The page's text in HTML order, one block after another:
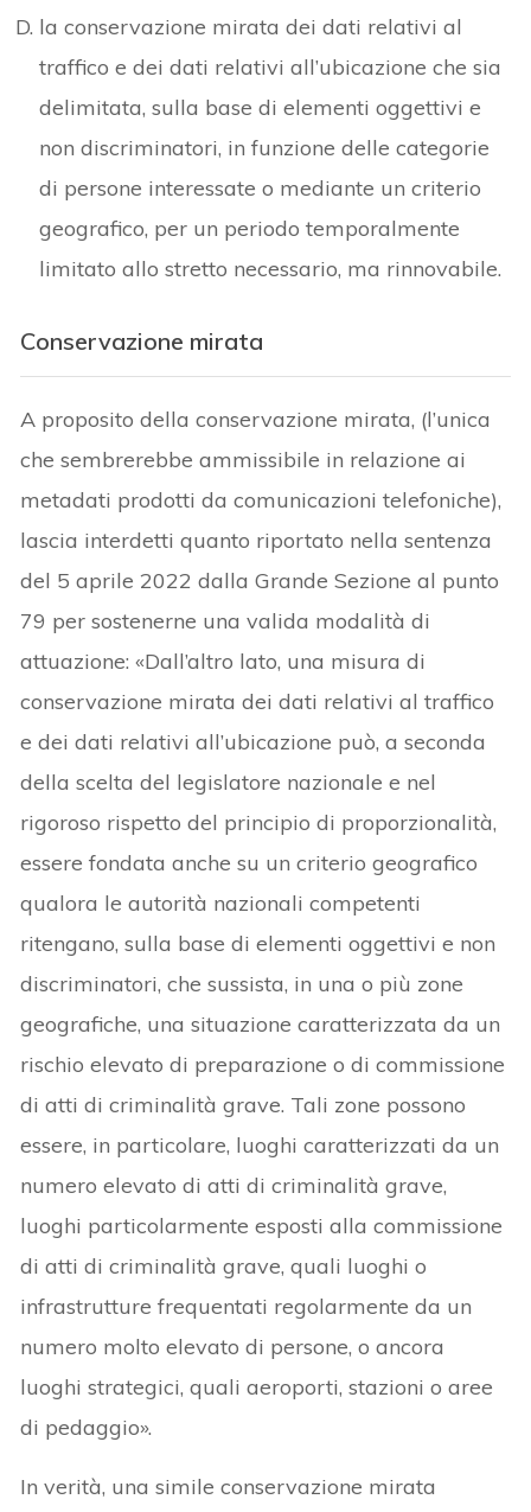
la conservazione mirata dei dati relativi al
traffico e dei dati relativi all’ubicazione che sia
delimitata, sulla base di elementi oggettivi e
non discriminatori, in funzione delle categorie
di persone interessate o mediante un criterio
geografico, per un periodo temporalmente
limitato allo stretto necessario, ma rinnovabile.
Conservazione mirata
A proposito della conservazione mirata, (l’unica
che sembrerebbe ammissibile in relazione ai
metadati prodotti da comunicazioni telefoniche),
lascia interdetti quanto riportato nella sentenza
del 5 aprile 2022 dalla Grande Sezione al punto
79 per sostenerne una valida modalità di
attuazione: «Dall’altro lato, una misura di
conservazione mirata dei dati relativi al traffico
e dei dati relativi all’ubicazione può, a seconda
della scelta del legislatore nazionale e nel
rigoroso rispetto del principio di proporzionalità,
essere fondata anche su un criterio geografico
qualora le autorità nazionali competenti
ritengano, sulla base di elementi oggettivi e non
discriminatori, che sussista, in una o più zone
geografiche, una situazione caratterizzata da un
rischio elevato di preparazione o di commissione
di atti di criminalità grave. Tali zone possono
essere, in particolare, luoghi caratterizzati da un
numero elevato di atti di criminalità grave,
luoghi particolarmente esposti alla commissione
di atti di criminalità grave, quali luoghi o
infrastrutture frequentati regolarmente da un
numero molto elevato di persone, o ancora
luoghi strategici, quali aeroporti, stazioni o aree
di pedaggio».
In verità, una simile conservazione mirata